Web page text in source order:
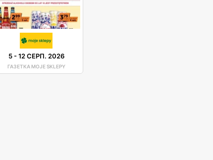
5-12 СЕРП. 2026
ГАЗЕТКА MOJE SKLEPY